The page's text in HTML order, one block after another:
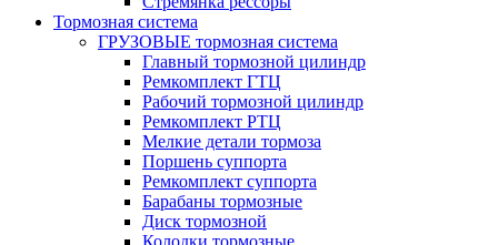
Тормозная система
ГРУЗОВЫЕ тормозная система
Главный тормозной цилиндр
Ремкомплект ГТЦ
Рабочий тормозной цилиндр
Ремкомплект РТЦ
Мелкие детали тормоза
Поршень суппорта
Ремкомплект суппорта
Барабаны тормозные
Диск тормозной
Колодки тормозные